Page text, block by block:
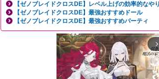
【ゼノブレイドクロスDE】レベル上げの効率的なや
【ゼノブレイドクロスDE】最強おすすめドール
【ゼノブレイドクロスDE】最強おすすめパーティ
arrow_forward_ios